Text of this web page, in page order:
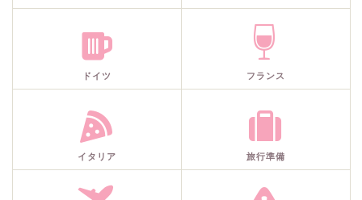
ドイツ フランス
イタリア 旅行準備